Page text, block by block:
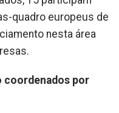
quadro europeus de
nesta área
coordenados por